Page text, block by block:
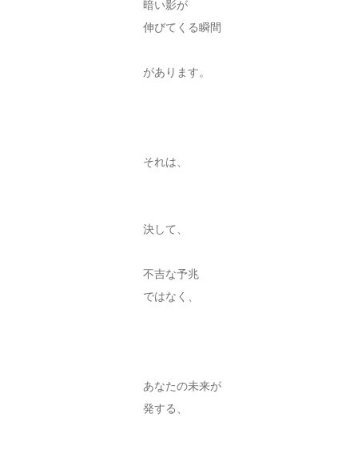
暗い影が
伸びてくる瞬間
があります。
それは、
決して、
不吉な予兆
ではなく、
あなたの未来が
発する、